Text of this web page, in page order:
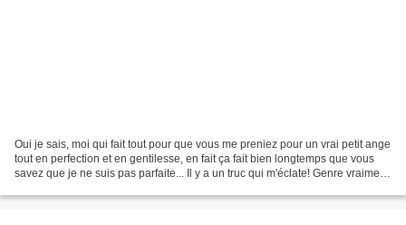
Oui je sais, moi qui fait tout pour que vous me preniez pour un vrai petit ange
tout en perfection et en gentilesse, en fait ça fait bien longtemps que vous
savez que je ne suis pas parfaite... Il y a un truc qui m'éclate! Genre vraiment!